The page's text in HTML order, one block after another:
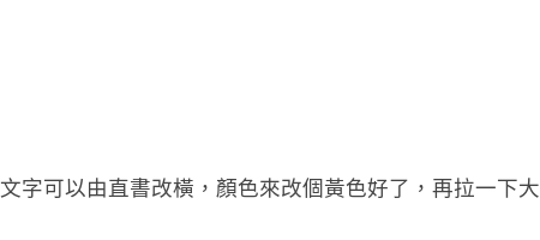
字可以由直書改橫，顏色來改個黃色好了，再拉一下大